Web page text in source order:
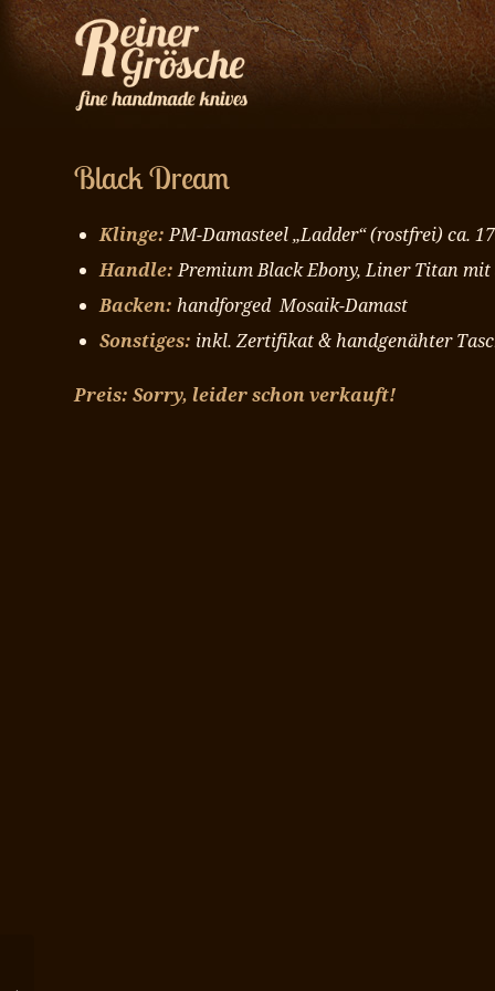
Black Dream
Klinge:PM-Damasteel „Ladder“(rostfrei) ca.
Handle:Premium Black Ebony, Liner Titan
Backen: handforged Mosaik-Damast
Sonstiges: inkl. Zertifikat & handgenähter
Preis: Sorry, leider schon verkauft!